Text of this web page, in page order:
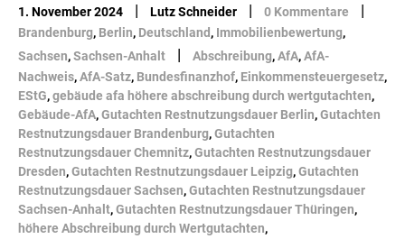
1. November 2024 | Lutz Schneider | 0 Kommentare |
Brandenburg, Berlin, Deutschland , Immobilienbewertung,
Sachsen,Sachsen-Anhalt | Abschreibung,AfA,AfA-
Nachweis,AfA-Satz, Bundesfinanzhof, Einkommensteuergesetz,
EStG,gebäude afa höhere abschreibung durch wertgutachten,
Gebäude-AfA,Gutachten Restnutzungsdauer Berlin,Gutachten
Restnutzungsdauer Brandenburg,Gutachten
Restnutzungsdauer Chemnitz,Gutachten Restnutzungsdauer
Dresden,Gutachten Restnutzungsdauer Leipzig,Gutachten
Restnutzungsdauer Sachsen,Gutachten Restnutzungsdauer
Sachsen-Anhalt,Gutachten Restnutzungsdauer Thüringen,
höhere Abschreibung durch Wertgutachten,